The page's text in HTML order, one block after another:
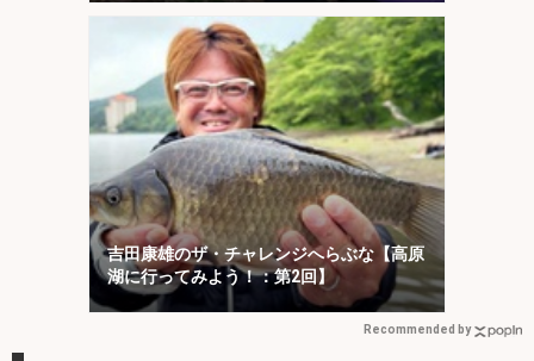
吉田康雄のザ・チャレンジへらぶな【高原
湖に行ってみよう！：第2回】
Recommended by